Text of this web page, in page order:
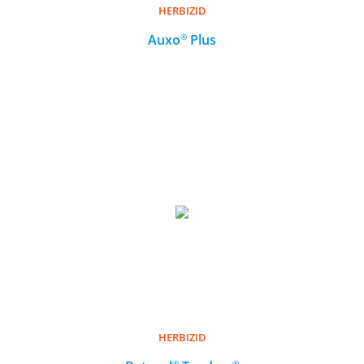
HERBIZID
Auxo® Plus
HERBIZID
Auxo® Plus
HERBIZID
HERBIZID